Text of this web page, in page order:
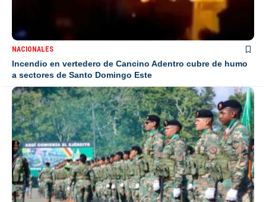
NACIONALES
Incendio en vertedero de Cancino Adentro cubre de humo
a sectores de Santo Domingo Este